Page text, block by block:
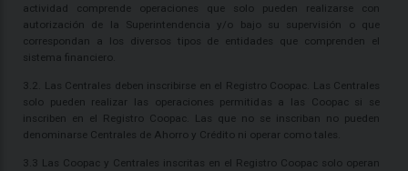
actividad comprende operaciones que solo pueden realizarse con
autorización de la Superintendencia y/o bajo su supervisión o que
correspondan a los diversos tipos de entidades que comprenden el
sistema financiero.
3.2. Las Centrales deben inscribirse en el Registro Coopac. Las Centrales
solo pueden realizar las operaciones permitidas a las Coopac si se
inscriben en el Registro Coopac. Las que no se inscriban no pueden
denominarse Centrales de Ahorro y Crédito ni operar como tales.
3.3 Las Coopac y Centrales inscritas en el Registro Coopac solo operan